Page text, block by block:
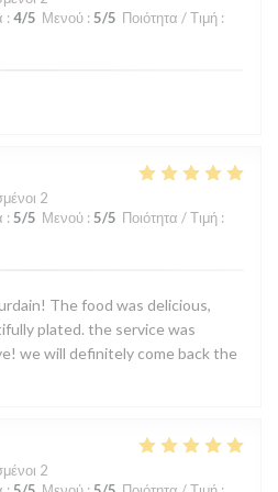
: 4/5 Μενού : 5/5 Ποιότητα / Τιμή :
2
: 5/5 Μενού : 5/5 Ποιότητα / Τιμή :
The food was delicious,
plated. the service was
we will definitely come back the
2